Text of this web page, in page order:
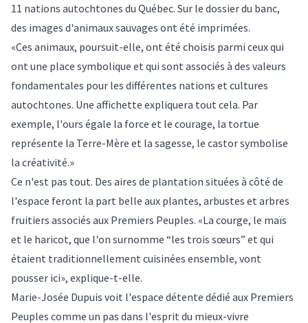
11 nations autochtones du Québec. Sur le dossier du banc,
des images d'animaux sauvages ont été imprimées.
«Ces animaux, poursuit-elle, ont été choisis parmi ceux qui
ont une place symbolique et qui sont associés à des valeurs
fondamentales pour les différentes nations et cultures
autochtones. Une affichette expliquera tout cela. Par
exemple, l'ours égale la force et le courage, la tortue
représente la Terre-Mère et la sagesse, le castor symbolise
la créativité.»
Ce n'est pas tout. Des aires de plantation situées à côté de
l'espace feront la part belle aux plantes, arbustes et arbres
fruitiers associés aux Premiers Peuples. «La courge, le maïs
et le haricot, que l'on surnomme “les trois sœurs” et qui
étaient traditionnellement cuisinées ensemble, vont
pousser ici», explique-t-elle.
Marie-Josée Dupuis voit l'espace détente dédié aux Premiers
Peuples comme un pas dans l'esprit du mieux-vivre